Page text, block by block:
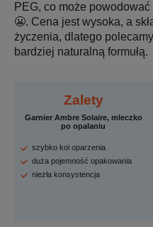
PEG, co może
😬. Cena jest wysoka, a
życzenia, dlatego
bardziej naturalną formułą.
Zalety
Garnier Ambre Solaire, mleczko
po opalaniu
szybko koi oparzenia
duża pojemność opakowania
niezła konsystencja